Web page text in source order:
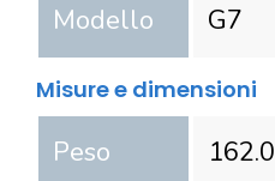
Modello G7
Misure e dimensioni
Peso 162.0